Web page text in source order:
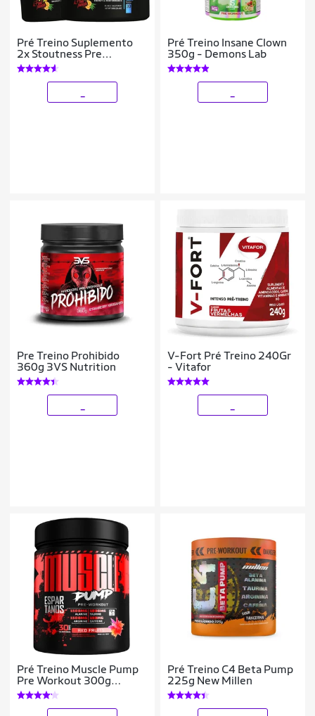
Pré Treino Suplemento
2x Stoutness Pre
Workout Bulk Nutrition
Pré Treino Insane Clown
350g - Demons Lab
Pre Treino Prohibido
360g 3VS Nutrition
V-Fort Pré Treino 240Gr
- Vitafor
Pré Treino Muscle Pump
Pre Workout 300g
Espartanos
Pré Treino C4 Beta Pump
225g New Millen